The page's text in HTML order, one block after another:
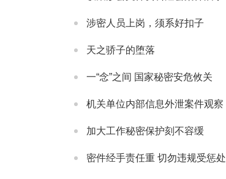
涉密人员上岗，须系好扣子
天之骄子的堕落
一“念”之间 国家秘密安危攸关
机关单位内部信息外泄案件观察
加大工作秘密保护刻不容缓
密件经手责任重 切勿违规受惩处